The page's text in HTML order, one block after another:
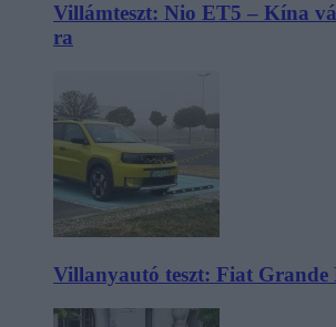
Villámteszt: Nio ET5 – Kína
ra
Villanyautó teszt: Fiat Grande